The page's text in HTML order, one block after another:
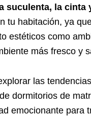
suculenta, la cinta
tu habitación, ya
estéticos como
más fresco y
las
dormitorios de
emocionante para